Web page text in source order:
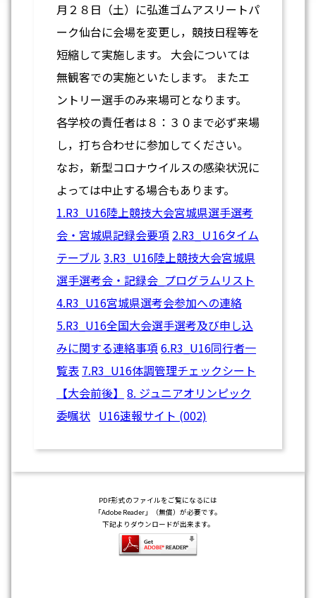
月２８日（土）に弘進ゴムアスリートパ
ーク仙台に会場を変更し，競技日程等を
短縮して実施します。 大会については
無観客での実施といたします。 またエ
ントリー選手のみ来場可となります。
各学校の責任者は８：３０まで必ず来場
し，打ち合わせに参加してください。
なお，新型コロナウイルスの感染状況に
よっては中止する場合もあります。
1.R3_U16陸上競技大会宮城県選手選考
会・宮城県記録会要項 2.R3_Ｕ16タイム
テーブル 3.R3_U16陸上競技大会宮城県
選手選考会・記録会_プログラムリスト
4.R3_U16宮城県選考会参加への連絡
5.R3_U16全国大会選手選考及び申し込
みに関する連絡事項 6.R3_U16同行者一
覧表 7.R3_U16体調管理チェックシート
【大会前後】 8. ジュニアオリンピック
委嘱状 U16速報サイト (002)
PDF形式のファイルをご覧になるには
「Adobe Reader」（無償）が必要です。
下記よりダウンロードが出来ます。